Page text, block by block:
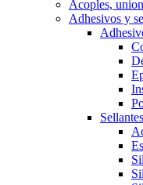
Acoples,
Adhesivos y
Sellantes